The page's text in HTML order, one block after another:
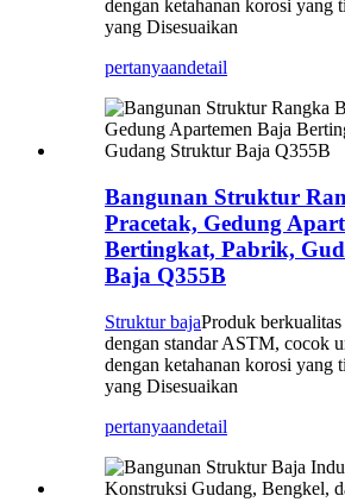
dengan ketahanan korosi yang
yang Disesuaikan
pertanyaandetail
Bangunan Struktur
Pracetak, Gedung
Bertingkat, Pabrik,
Baja Q355B
Struktur bajaProduk
dengan standar ASTM, cocok
dengan ketahanan korosi yang
yang Disesuaikan
pertanyaandetail